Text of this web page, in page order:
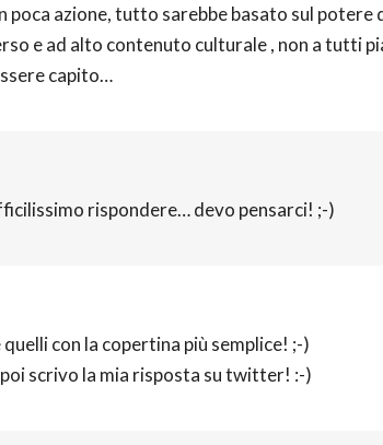
azione, tutto sarebbe basato sul potere
e ad alto contenuto culturale , non a tutti
capito…
rispondere… devo pensarci! ;-)
con la copertina più semplice! ;-)
scrivo la mia risposta su twitter! :-)